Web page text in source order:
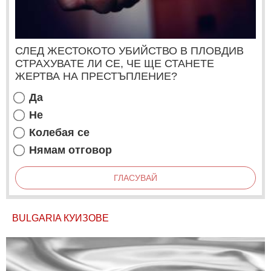
СЛЕД ЖЕСТОКОТО УБИЙСТВО В ПЛОВДИВ
СТРАХУВАТЕ ЛИ СЕ, ЧЕ ЩЕ СТАНЕТЕ
ЖЕРТВА НА ПРЕСТЪПЛЕНИЕ?
Да
Не
Колебая се
Нямам отговор
ГЛАСУВАЙ
BULGARIA КУИЗОВЕ